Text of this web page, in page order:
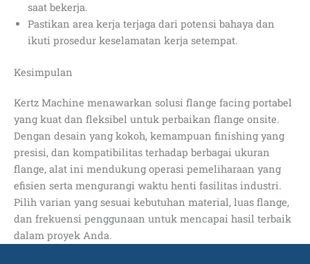
saat bekerja.
Pastikan area kerja terjaga dari potensi bahaya dan
ikuti prosedur keselamatan kerja setempat.
Kesimpulan
Kertz Machine menawarkan solusi flange facing portabel
yang kuat dan fleksibel untuk perbaikan flange onsite.
Dengan desain yang kokoh, kemampuan finishing yang
presisi, dan kompatibilitas terhadap berbagai ukuran
flange, alat ini mendukung operasi pemeliharaan yang
efisien serta mengurangi waktu henti fasilitas industri.
Pilih varian yang sesuai kebutuhan material, luas flange,
dan frekuensi penggunaan untuk mencapai hasil terbaik
dalam proyek Anda.